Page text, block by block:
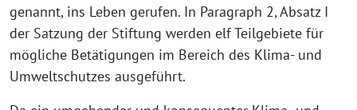
genannt, ins Leben gerufen. In Paragraph 2, Absatz I
der Satzung der Stiftung werden elf Teilgebiete für
mögliche Betätigungen im Bereich des Klima- und
Umweltschutzes ausgeführt.